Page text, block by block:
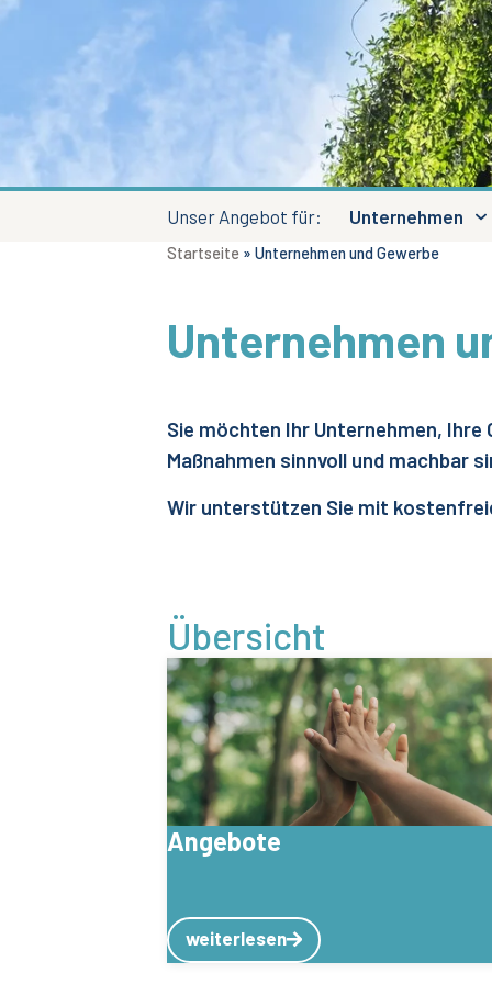
Unser Angebot für: Unternehmen
Startseite » Unternehmen und Gewerbe
Unternehmen
Sie möchten Ihr Unternehmen,
Maßnahmen sinnvoll und machbar
Wir unterstützen Sie mit
Übersicht
Angebote
weiterlesen